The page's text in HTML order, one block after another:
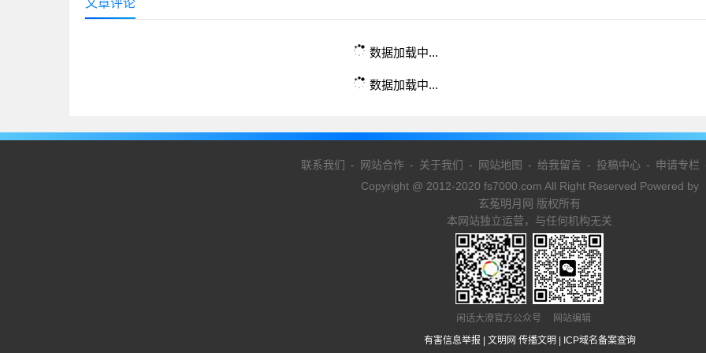
文章评论
数据加载中...
数据加载中...
联系我们 - 网站合作- 关于我们 - 网站地图 - 给我留言 - 投稿中心- 申请专栏
Copyright @ 2012-2020 fs7000.com All Right Reserved Powered by
玄菟明月网 版权所有
本网站独立运营，与任何机构无关
闲话大潦官方公众号 网站编辑
有害信息举报
文明网 传播文明 ICP域名备案查询